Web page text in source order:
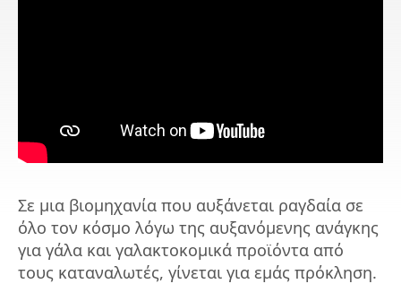
Σε μια βιομηχανία που αυξάνεται ραγδαία σε
όλο τον κόσμο λόγω της αυξανόμενης ανάγκης
για γάλα και γαλακτοκομικά προϊόντα από
τους καταναλωτές, γίνεται για εμάς πρόκληση.